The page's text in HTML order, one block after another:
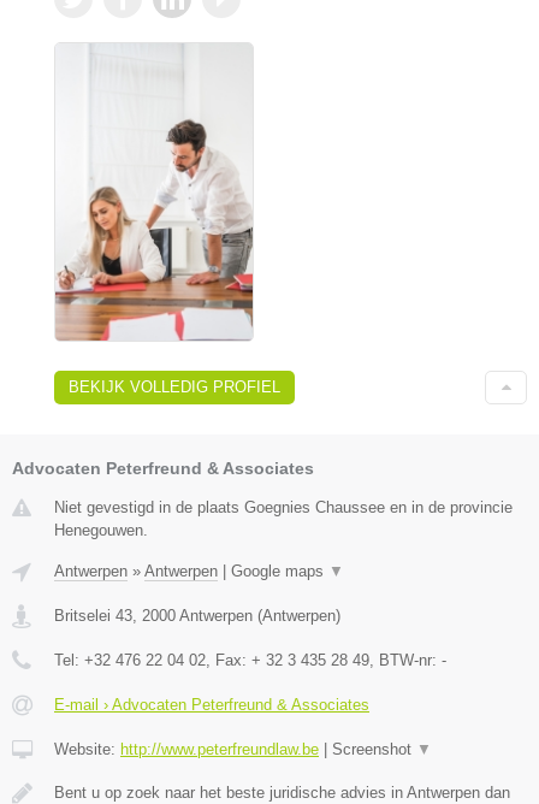
BEKIJK VOLLEDIG PROFIEL
Advocaten Peterfreund & Associates
Niet gevestigd in de plaats Goegnies Chaussee en in de provincie
Henegouwen.
Antwerpen » Antwerpen Google maps ▼
Britselei 43 2000 Antwerpen (Antwerpen)
Tel: +32 476 22 04 02 , Fax: + 32 3 435 28 49 , BTW-nr: -
E-mail › Advocaten Peterfreund & Associates
Website: http://www.peterfreundlaw.be Screenshot ▼
Bent u op zoek naar het beste juridische advies in Antwerpen dan